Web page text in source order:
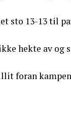
sto 13-13 til
hekte av og
foran